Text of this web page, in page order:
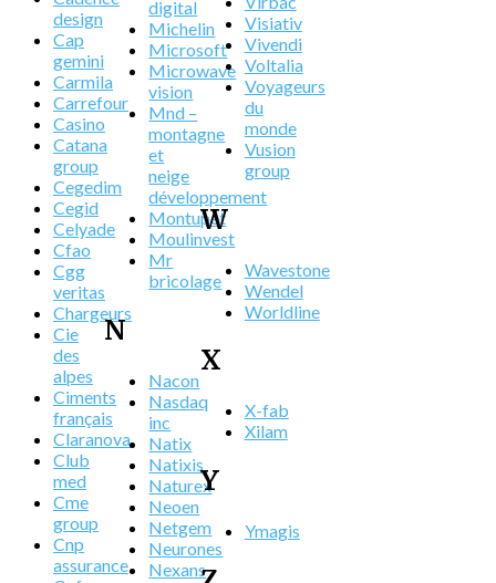
design
Cap
gemini
Carmila
Carrefour
Casino
Catana
group
Cegedim
Cegid
Celyade
Cfao
Cgg
veritas
Chargeurs
Cie
des
alpes
Ciments
français
Claranova
Club
med
Cme
group
Cnp
assurance
digital
Michelin
Microsoft
Microwave
vision
Mnd –
montagne
et
neige
développement
Montupet
Moulinvest
Mr
bricolage
N
Nacon
Nasdaq
inc
Natix
Natixis
Naturex
Neoen
Netgem
Neurones
Nexans
Visiativ
Vivendi
Voltalia
Voyageurs
du
monde
Vusion
group
W
Wavestone
Wendel
Worldline
X
X-fab
Xilam
Y
Ymagis